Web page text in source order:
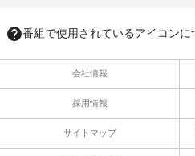
番組で使用されているアイコンに
会社情報
採用情報
サイトマップ